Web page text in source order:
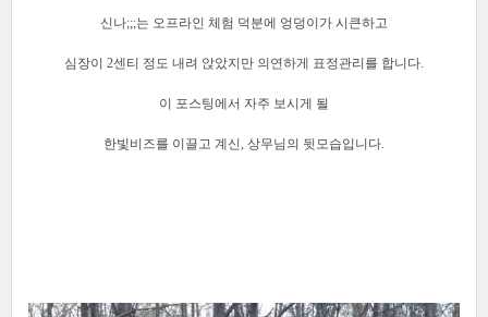
신나;;;는 오프라인 체험 덕분에 엉덩이가 시큰하고
심장이 2센티 정도 내려 앉았지만 의연하게 표정관리를 합니다.
이 포스팅에서 자주 보시게 될
한빛비즈를 이끌고 계신, 상무님의 뒷모습입니다.